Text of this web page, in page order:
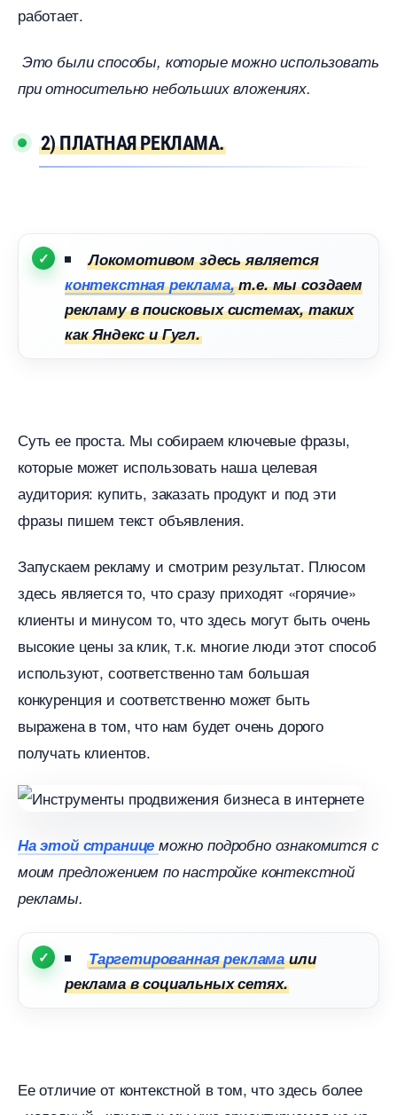
работает.
Это были способы, которые можно использовать
при относительно небольших вложениях.
2) ПЛАТНАЯ РЕКЛАМА.
Локомотивом здесь является
контекстная реклама,т.е. мы создаем
рекламу в поисковых системах, таких
как Яндекс и Гугл.
Суть ее проста. Мы собираем ключевые фразы,
которые может использовать наша целевая
аудитория: купить, заказать продукт и под эти
фразы пишем текст объявления.
Запускаем рекламу и смотрим результат. Плюсом
здесь является то, что сразу приходят «горячие»
клиенты и минусом то, что здесь могут быть очень
ысокие цены за клик, т.к. многие люди этот спосо
используют, соответственно там большая
конкуренция и соответственно может быть
ыражена в том, что нам будет очень дорого
получать клиентов.
На этой страницеможно подробно ознакомится с
моим предложением по настройке контекстной
рекламы.
Таргетированная рекламаили
реклама в социальных сетях.
Ее отличие от контекстной в том, что здесь более